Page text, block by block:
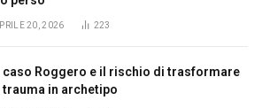
20, 2026 223
Il caso Roggero e il rischio di trasformare
trauma in archetipo